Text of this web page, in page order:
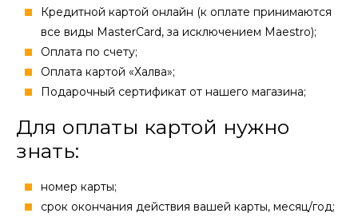
Кредитной картой онлайн (к оплате принимаются
все виды MasterCard, за исключением Maestro);
Оплата по счету;
Оплата картой «Халва»;
Подарочный сертификат от нашего магазина;
Для оплаты картой нужно
знать:
номер карты;
cрок окончания действия вашей карты, месяц/год;